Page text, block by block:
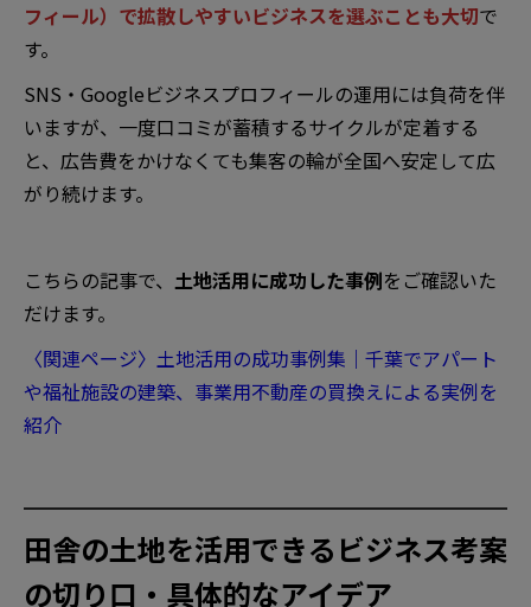
フィール）で拡散しやすいビジネスを選ぶことも大切で
す。
SNS・Googleビジネスプロフィールの運用には負荷を伴
いますが、一度口コミが蓄積するサイクルが定着する
と、広告費をかけなくても集客の輪が全国へ安定して広
がり続けます。
こちらの記事で、 土地活用に成功した事例をご確認いた
だけます。
〈関連ページ〉土地活用の成功事例集｜千葉でアパート
や福祉施設の建築、事業用不動産の買換えによる実例を
紹介
田舎の土地を活用できるビジネス考案
の切り口・具体的なアイデア